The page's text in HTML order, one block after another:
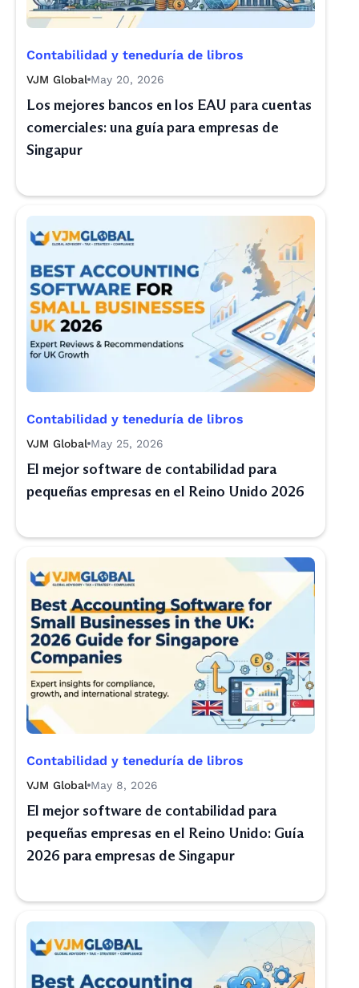
Contabilidad y teneduría de libros
VJM Global May 20, 2026
Los mejores bancos en los EAU para cuentas
comerciales: una guía para empresas de
Singapur
Contabilidad y teneduría de libros
VJM Global May 25, 2026
El mejor software de contabilidad para
pequeñas empresas en el Reino Unido 2026
Contabilidad y teneduría de libros
VJM Global May 8, 2026
El mejor software de contabilidad para
pequeñas empresas en el Reino Unido: Guía
2026 para empresas de Singapur